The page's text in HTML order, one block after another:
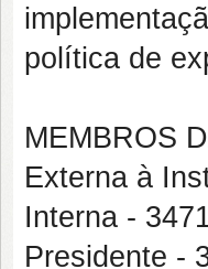
política de
MEMBROS
Externa à
Interna -
Presidente -